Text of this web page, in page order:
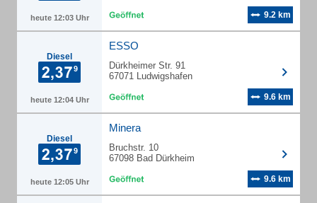
heute 12:03 Uhr 9.2 km
Diesel
heute 12:04 Uhr
ESSO
Dürkheimer Str. 91
67071 Ludwigshafen
9.6 km
Diesel
heute 12:05 Uhr
Minera
Bruchstr. 10
67098 Bad Dürkheim
9.6 km